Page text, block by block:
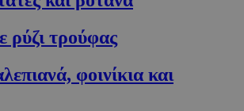
ρύζι τρούφας
φοινίκια και